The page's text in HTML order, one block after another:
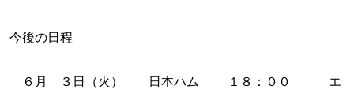
今後の日程
６月 ３日（火） 日本ハム １８：００ エ